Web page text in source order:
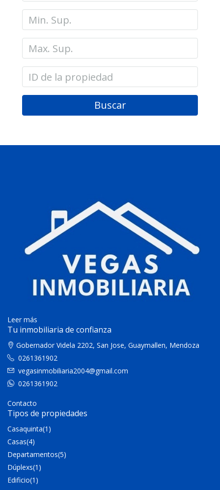
Buscar
Leer más
Tu inmobiliaria de confianza
Gobernador Videla 2202, San Jose, Guaymallen, Mendoza
0261361902
vegasinmobiliaria2004@gmail.com
0261361902
Contacto
Tipos de propiedades
Casaquinta(1)
Casas(4)
Departamentos(5)
Dúplexs(1)
Edificio(1)